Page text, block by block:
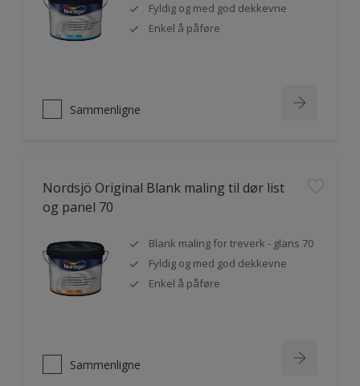
Fyldig og med god dekkevne
Enkel å påføre
Sammenligne
Nordsjö Original Blank maling til dør list
og panel 70
Blank maling for treverk - glans 70
Fyldig og med god dekkevne
Enkel å påføre
Sammenligne